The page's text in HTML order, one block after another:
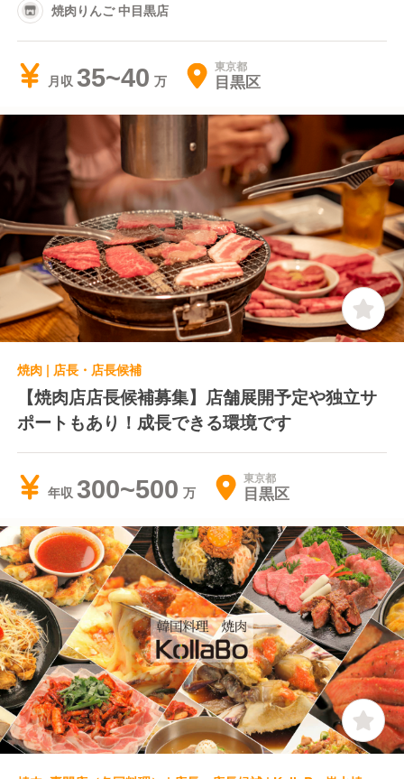
焼肉りんご 中目黒店
月収 35~40 東京都
目黒区
焼肉 | 店長・店長候補
【焼肉店店長候補募集】店舗展開予定や独立サ
ポートもあり！成長できる環境です
年収 300~500 東京都
目黒区